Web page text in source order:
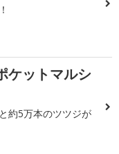
ケットマルシ
約5万本のツツジが